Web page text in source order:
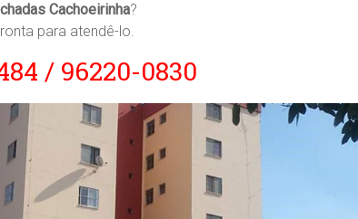
Cachoeirinha?
para atendê-lo.
/ 96220-0830